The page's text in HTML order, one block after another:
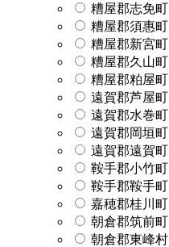
糟屋郡志免町
糟屋郡須惠町
糟屋郡新宮町
糟屋郡久山町
糟屋郡粕屋町
遠賀郡芦屋町
遠賀郡水巻町
遠賀郡岡垣町
遠賀郡遠賀町
鞍手郡小竹町
鞍手郡鞍手町
嘉穂郡桂川町
朝倉郡筑前町
朝倉郡東峰村